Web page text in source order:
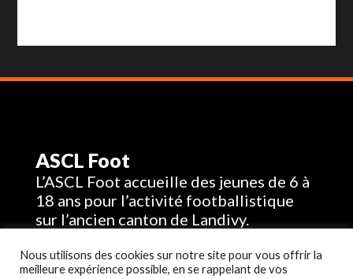
ASCL Foot
L’ASCL Foot accueille des jeunes de 6 à
18 ans pour l’activité footballistique
sur l’ancien canton de Landivy.
bazilleland@gmail.com
Nous utilisons des cookies sur notre site pour vous offrir la
meilleure expérience possible, en se rappelant de vos